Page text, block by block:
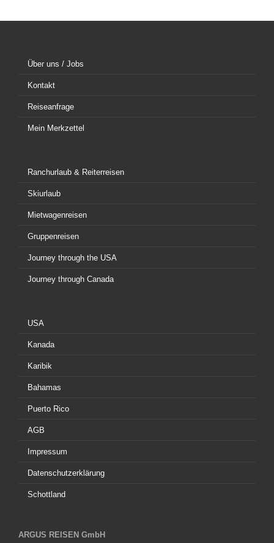
Über uns / Jobs
Kontakt
Reiseanfrage
Mein Merkzettel
Ranchurlaub & Reiterreisen
Skiurlaub
Mietwagenreisen
Gruppenreisen
Journey through the USA
Journey through Canada
USA
Kanada
Karibik
Bahamas
Puerto Rico
AGB
Impressum
Datenschutzerklärung
Schottland
ARGUS REISEN GmbH